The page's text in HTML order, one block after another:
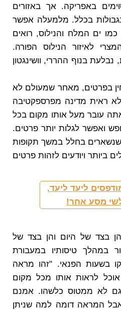
באפריקה. אך באזורים
בגבולות בכלל. מלמעלה אפשר
ים המלח והנילוס, רואים
לאיזור הנילוס הפורה.
בנוף ההררי, וושינגטון
בפרטים, מאחר שמעולם לא
ראית מדינה מפרספקטיבה
עובר מעל אותו מקום בכל
ואפשר לגלות יותר פרטים.
בחלל במשך תקופות
ביותר ויודעים לזהות פרטים
ליעד ליעד,
מסע אחר!
בצד של היום והן בצד של
במהלך טיסותיו במעבורת
בשעות הפנאי. "זהו מראה
לראות אותו מכל מקום
לא ממטוס כלשהו. אמנם
המראה דומה למה שניתן